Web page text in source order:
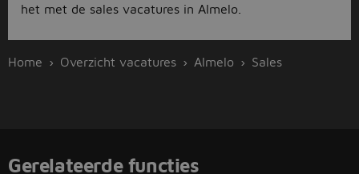
het met de sales vacatures in Almelo.
Home Overzicht vacatures Almelo Sales
Gerelateerde functies